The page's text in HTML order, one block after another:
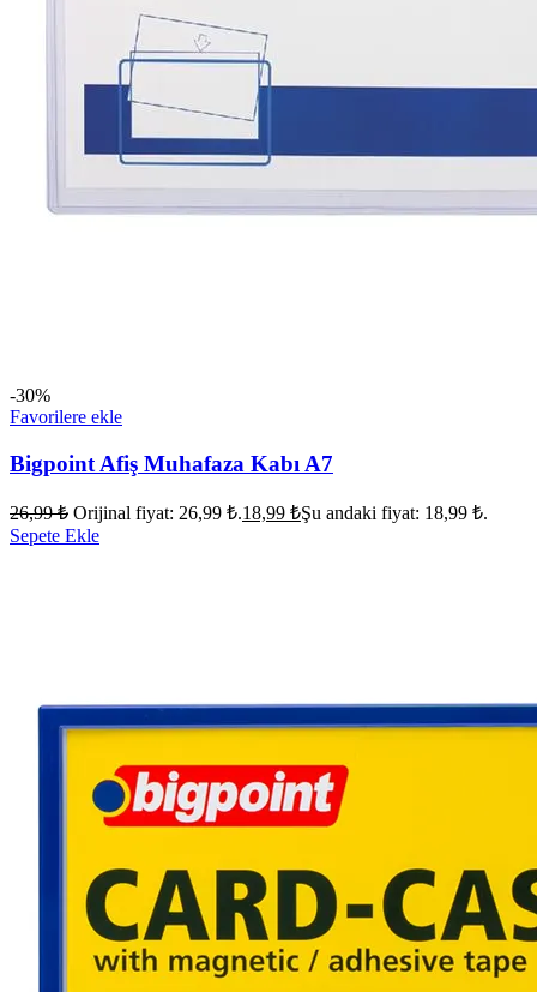
-30%
Favorilere ekle
Bigpoint Afiş Muhafaza Kabı A7
26,99₺ Orijinal fiyat: 26,99 ₺.18,99 ₺Şu andaki fiyat: 18,99 ₺.
Sepete Ekle